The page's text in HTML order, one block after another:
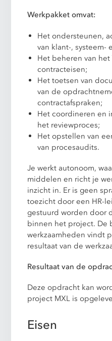
Werkpakket omvat:
Het ondersteunen,
van klant-, systeem-
Het beheren van het
contracteisen;
Het toetsen van
van de
contractafspraken;
Het coordineren en
het reviewproces;
Het opstellen van
van procesaudits.
Je werkt autonoom,
middelen en richt je
inzicht in. Er is geen
toezicht door een HR-
gestuurd worden door
binnen het project. De
werkzaamheden vindt
resultaat van de
Resultaat van de
Deze opdracht kan
project MXL is
Eisen